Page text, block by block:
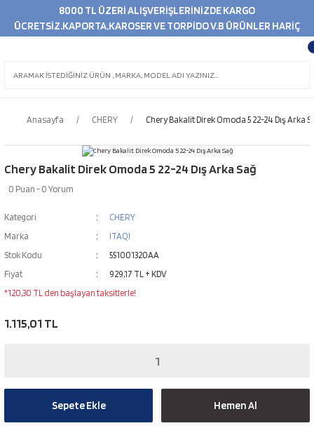
8000 TL ÜZERİ ALIŞVERİŞLERİNİZDE KARGO
ÜCRETSİZ.KAPORTA,KAROSER VE TORPİDO V.B ÜRÜNLER HARİÇ
Anasayfa CHERY Chery Bakalit Direk Omoda 5 22-24 Dış Arka
Chery Bakalit Direk Omoda 5 22-24 Dış Arka Sağ
0 Puan - 0 Yorum
Kategori
CHERY
Marka
ITAQI
Stok Kodu
551001320AA
Fiyat
929,17 TL + KDV
*120,30 TL den başlayan taksitlerle!
1.115,01 TL
Sepete Ekle Hemen Al